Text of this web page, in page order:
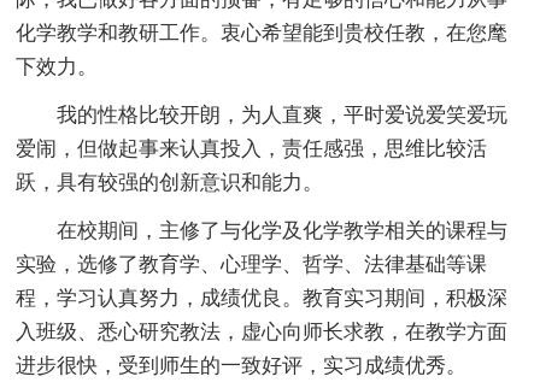
化学教学和教研工作。衷心希望能到贵校任教，在您麾
下效力。
我的性格比较开朗，为人直爽，平时爱说爱笑爱玩
爱闹，但做起事来认真投入，责任感强，思维比较活
跃，具有较强的创新意识和能力。
在校期间，主修了与化学及化学教学相关的课程与
实验，选修了教育学、心理学、哲学、法律基础等课
程，学习认真努力，成绩优良。教育实习期间，积极深
入班级、悉心研究教法，虚心向师长求教，在教学方面
进步很快，受到师生的一致好评，实习成绩优秀。